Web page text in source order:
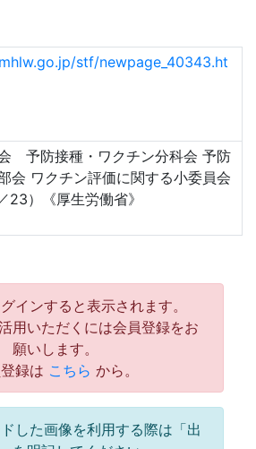
stf/newpage_40343.ht
予防接種・ワクチン分科会 予防
会 ワクチン評価に関する小委員会
）《厚生労働省》
インすると表示されます。
用いただくには会員登録をお
願いします。
録は こちら から。
した画像を利用する際は「出